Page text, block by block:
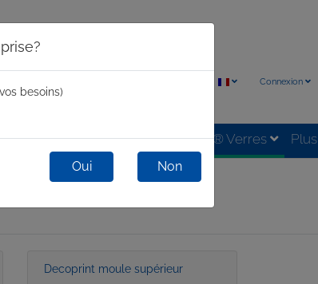
Connexion
Mini Spin One-Shot Glastixx® Verres Plus
besoins)
Oui Non
Decoprint moule supérieur